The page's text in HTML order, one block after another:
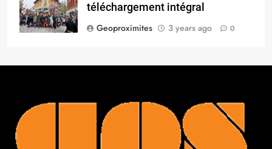
téléchargement intégral
Geoproximites
3 years ago 0